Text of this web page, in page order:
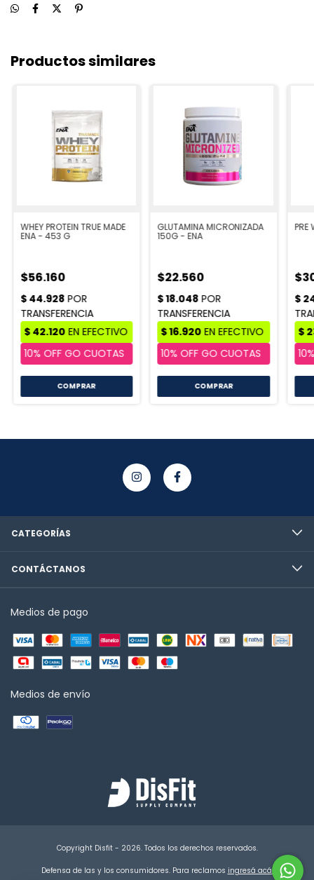
Productos similares
WHEY PROTEIN TRUE MADE
ENA - 453 G
$56.160
COMPRAR
GLUTAMINA MICRONIZADA
150G - ENA
$22.560
CATEGORÍAS
CONTÁCTANOS
Medios de pago
Medios de envío
Copyright Disfit - 2026. Todos los derechos reservados.
Defensa de las y los consumidores. Para reclamos ingresá acá.